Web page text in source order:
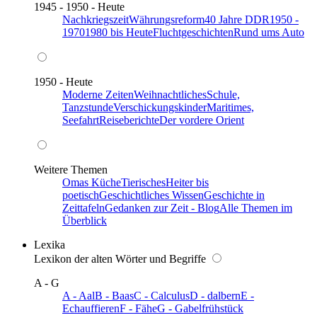
1945 - 1950 - Heute
NachkriegszeitWährungsreform40 Jahre DDR1950 -
19701980 bis HeuteFluchtgeschichtenRund ums Auto
1950 - Heute
Moderne ZeitenWeihnachtlichesSchule,
TanzstundeVerschickungskinderMaritimes,
SeefahrtReiseberichteDer vordere Orient
Weitere Themen
Omas KücheTierischesHeiter bis
poetischGeschichtliches WissenGeschichte in
ZeittafelnGedanken zur Zeit - BlogAlle Themen im
Überblick
Lexika
Lexikon der alten Wörter und Begriffe
A - G
A - AalB - BaasC - CalculusD - dalbernE -
EchauffierenF - FäheG - Gabelfrühstück